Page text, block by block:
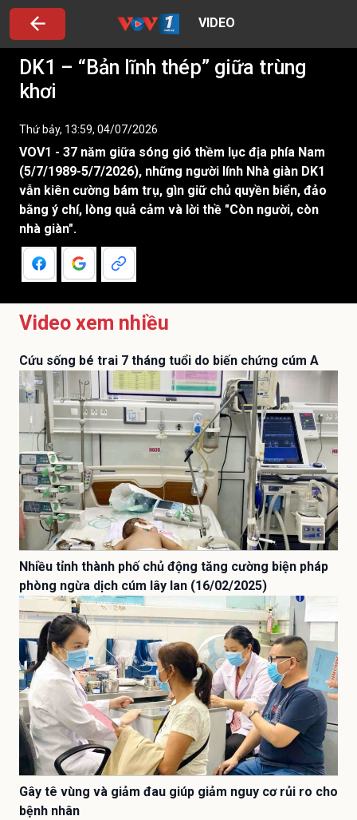
VIDEO
DK1 – “Bản lĩnh thép” giữa trùng
khơi
Thứ bảy, 13:59, 04/07/2026
VOV1 - 37 năm giữa sóng gió thềm lục địa phía Nam
(5/7/1989-5/7/2026), những người lính Nhà giàn DK1
vẫn kiên cường bám trụ, gìn giữ chủ quyền biển, đảo
bằng ý chí, lòng quả cảm và lời thề "Còn người, còn
nhà giàn".
Video xem nhiều
Cứu sống bé trai 7 tháng tuổi do biến chứng cúm A
Nhiều tỉnh thành phố chủ động tăng cường biện pháp
phòng ngừa dịch cúm lây lan (16/02/2025)
Gây tê vùng và giảm đau giúp giảm nguy cơ rủi ro cho
bệnh nhân